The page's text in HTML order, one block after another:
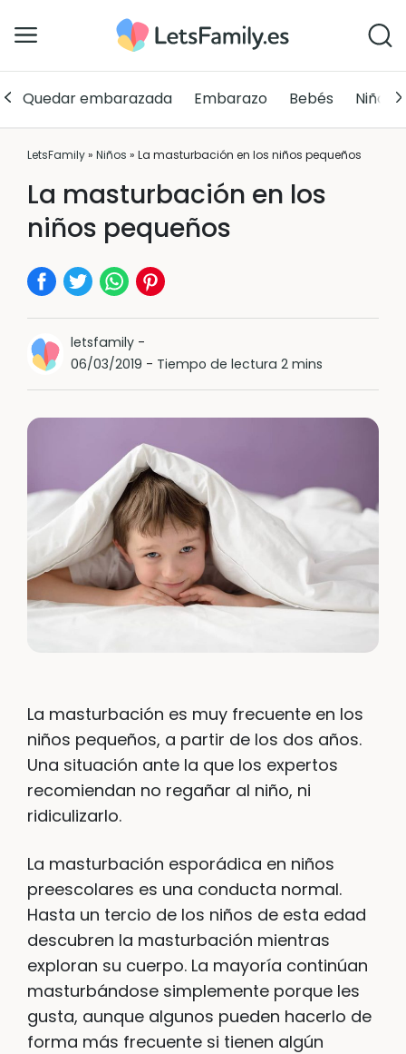
Quedar embarazada Embarazo Bebés Niños
LetsFamily» Niños » La masturbación en los niños pequeños
La masturbación en los
niños pequeños
letsfamily -
06/03/2019 - Tiempo de lectura 2 mins
La masturbación es muy frecuente en los
niños pequeños, a partir de los dos años.
Una situación ante la que los expertos
recomiendan no regañar al niño, ni
ridiculizarlo.
La masturbación esporádica en niños
preescolares es una conducta normal.
Hasta un tercio de los niños de esta edad
descubren la masturbación mientras
exploran su cuerpo. La mayoría continúan
masturbándose simplemente porque les
gusta, aunque algunos pueden hacerlo de
forma más frecuente si tienen algún